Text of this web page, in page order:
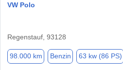
VW Polo
Regenstauf, 93128
98.000 km Benzin 63 kw (86 PS)